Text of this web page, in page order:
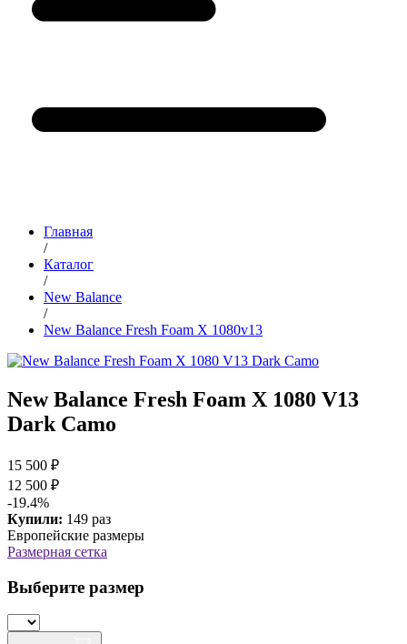
Главная
/
Каталог
/
New Balance
/
New Balance Fresh Foam X 1080v13
New Balance Fresh Foam X 1080 V13
Dark Camo
15 500 ₽
12 500 ₽
-19.4%
Купили: 149 раз
Европейские размеры
Размерная сетка
Выберите размер